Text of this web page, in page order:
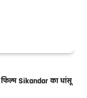
Sikandar का धांसू